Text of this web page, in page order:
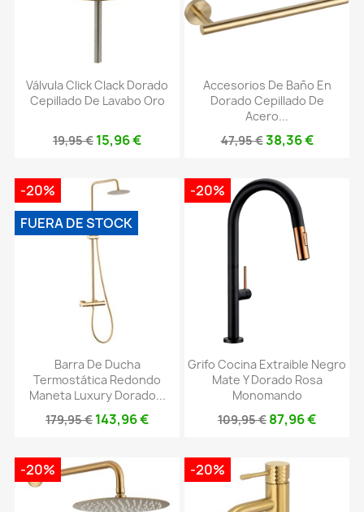
Válvula Click Clack Dorado
Cepillado De Lavabo Oro
19,95 € 15,96 €
Accesorios De Baño En
Dorado Cepillado De
Acero...
47,95 €38,36 €
Barra De Ducha
Termostática Redondo
Maneta Luxury Dorado...
179,95 € 143,96 €
-20%
FUERA DE STOCK
Grifo Cocina Extraible Negro
Mate Y Dorado Rosa
Monomando
109,95 € 87,96 €
-20%
-20% -20%